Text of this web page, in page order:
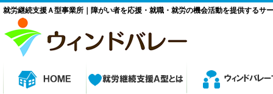
就労継続支援Ａ型事業所｜障がい者を応援・就職・就労の機会活動を提供するサ